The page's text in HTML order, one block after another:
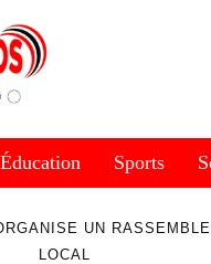
Éducation Sports
UN
LOCAL